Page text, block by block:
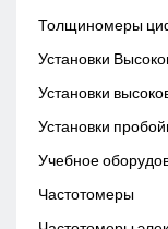
Толщиномеры
Установки
Установки
Установки
Учебное
Частотомеры